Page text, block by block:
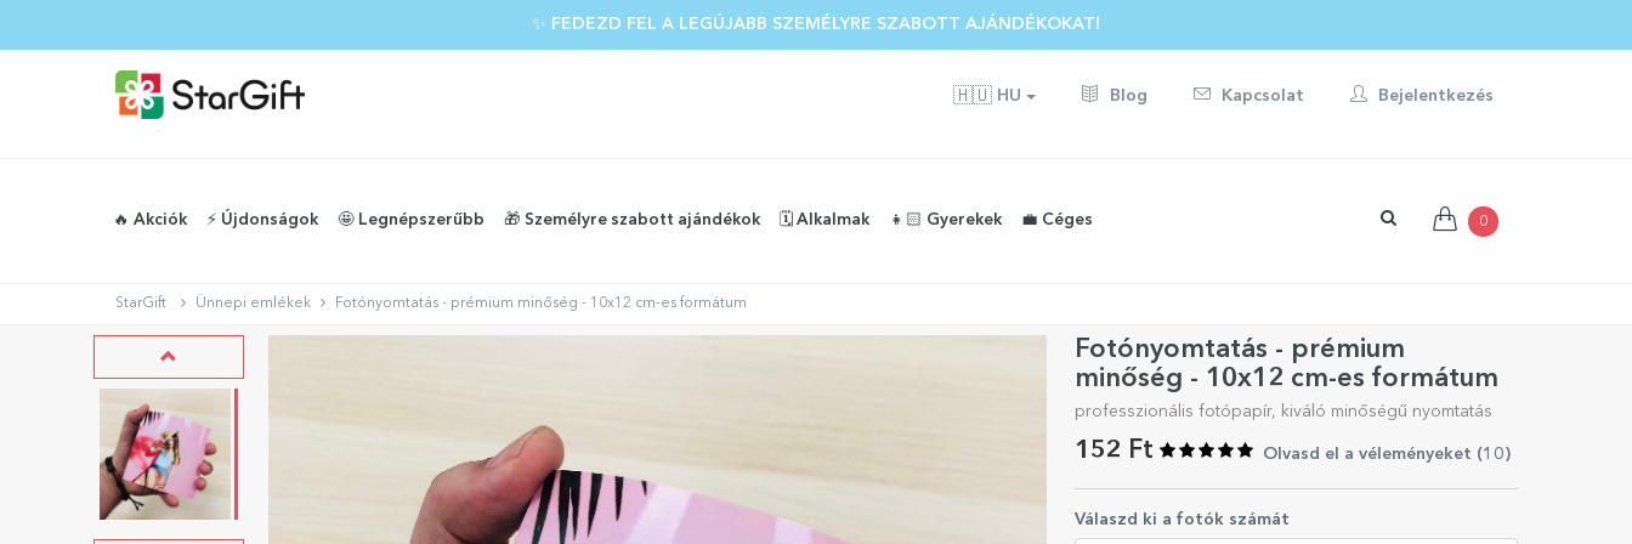
✨ FEDEZD FEL A LEGÚJABB SZEMÉLYRE SZABOTT AJÁNDÉKOKAT!
🇭🇺 HU Blog Kapcsolat Bejelentkezés
🔥 Akciók ⚡️ Újdonságok 🤩 Legnépszerűbb 🎁 Személyre szabott ajándékok 🗓️ Alkalmak 👧🏻 Gyerekek 💼 Céges 0
StarGift Ünnepi emlékek Fotónyomtatás - prémium minőség - 10x12 cm-es formátum
Fotónyomtatás - prémium
minőség - 10x12 cm-es formátum
professzionális fotópapír, kiváló minőségű nyomtatás
152 Ft Olvasd el a véleményeket (10)
Válaszd ki a fotók számát